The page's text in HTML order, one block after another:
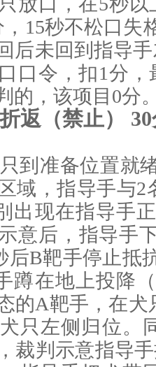
15秒不松口失
后未回到指导
口令，扣1分，
的 ，该项目 0分
返（禁止） 30
到准备位置就
域，指导手与2
出现在指导手
意后，指导手
后B靶手停止抵
蹲在地上投降
的A靶手，在犬
只左侧归位。
裁判示意指导